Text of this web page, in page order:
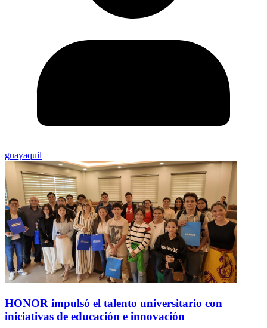
guayaquil
HONOR impulsó el talento universitario con
iniciativas de educación e innovación